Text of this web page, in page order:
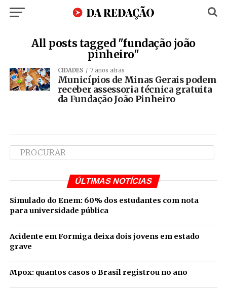
All posts tagged "fundação joão
pinheiro"
CIDADES 7 anos atrás
Municípios de Minas Gerais podem
receber assessoria técnica gratuita
da Fundação João Pinheiro
ÚLTIMAS NOTÍCIAS
Simulado do Enem: 60% dos estudantes com nota
para universidade pública
Acidente em Formiga deixa dois jovens em estado
grave
Mpox: quantos casos o Brasil registrou no ano